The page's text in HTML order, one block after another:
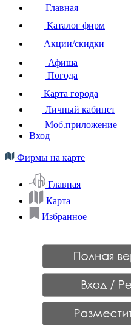
Главная
Каталог фирм
Акции/скидки
Афиша
Погода
Карта города
Личный кабинет
Моб.приложение
Вход
Фирмы на карте
Главная
Карта
Избранное